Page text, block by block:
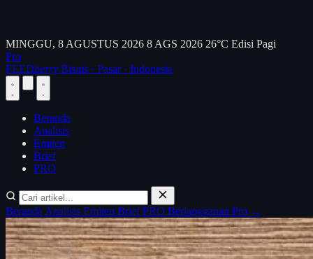
MINGGU, 8 AGUSTUS 2026 8 AGS 2026 26°C Edisi Pagi
Pro
FEEDberry Bisnis · Pasar · Indonesia
Beranda
Analisis
Emiten
Brief
PRO
Beranda Analisis Emiten BriefPRO Berlangganan Pro →